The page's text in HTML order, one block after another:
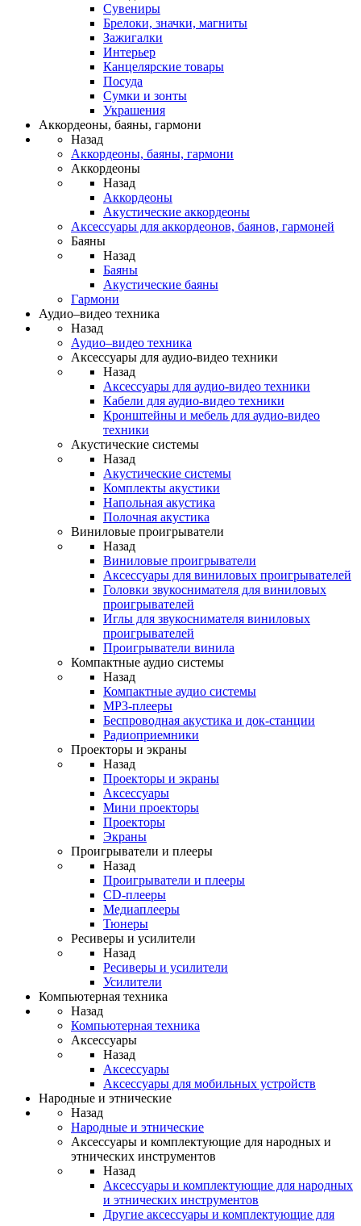
Сувениры
Брелоки, значки, магниты
Зажигалки
Интерьер
Канцелярские товары
Посуда
Сумки и зонты
Украшения
Аккордеоны, баяны, гармони
Назад
Аккордеоны, баяны, гармони
Аккордеоны
Назад
Аккордеоны
Акустические аккордеоны
Аксессуары для аккордеонов, баянов, гармоней
Баяны
Назад
Баяны
Акустические баяны
Гармони
Аудио–видео техника
Назад
Аудио–видео техника
Аксессуары для аудио-видео техники
Назад
Аксессуары для аудио-видео техники
Кабели для аудио-видео техники
Кронштейны и мебель для аудио-видео
техники
Акустические системы
Назад
Акустические системы
Комплекты акустики
Напольная акустика
Полочная акустика
Виниловые проигрыватели
Назад
Виниловые проигрыватели
Аксессуары для виниловых проигрывателей
Головки звукоснимателя для виниловых
проигрывателей
Иглы для звукоснимателя виниловых
проигрывателей
Проигрыватели винила
Компактные аудио системы
Назад
Компактные аудио системы
MP3-плееры
Беспроводная акустика и док-станции
Радиоприемники
Проекторы и экраны
Назад
Проекторы и экраны
Аксессуары
Мини проекторы
Проекторы
Экраны
Проигрыватели и плееры
Назад
Проигрыватели и плееры
CD-плееры
Медиаплееры
Тюнеры
Ресиверы и усилители
Назад
Ресиверы и усилители
Усилители
Компьютерная техника
Назад
Компьютерная техника
Аксессуары
Назад
Аксессуары
Аксессуары для мобильных устройств
Народные и этнические
Назад
Народные и этнические
Аксессуары и комплектующие для народных и
этнических инструментов
Назад
Аксессуары и комплектующие для народных
и этнических инструментов
Другие аксессуары и комплектующие для